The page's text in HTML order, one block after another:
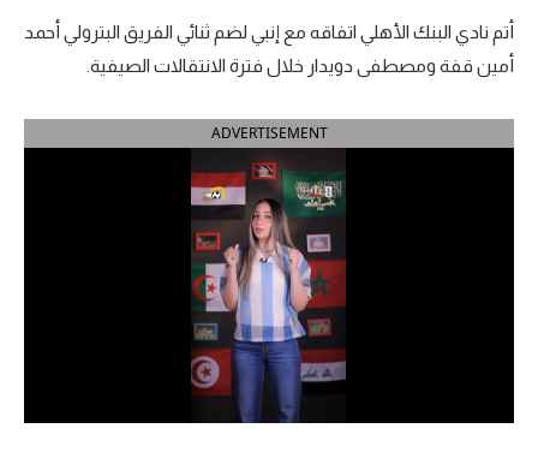
الدوري الإسباني
الدوري الإيطالي
الدوري السعودي للمحترفين
أتم نادي البنك الأهلي اتفاقه مع إنبي لضم ثنائي الفريق البترولي أحمد
أمين قفة ومصطفى دويدار خلال فترة الانتقالات الصيفية.
ADVERTISEMENT